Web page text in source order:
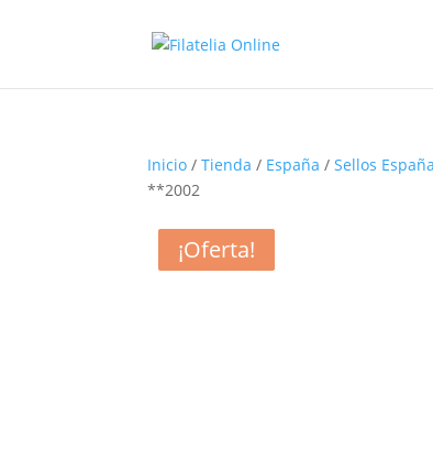
Inicio /Tienda / España /Sellos España
**2002
¡Oferta!
¡Oferta!
¡Oferta!